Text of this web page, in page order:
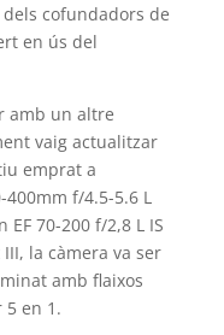
cofundadors de
en ús del
amb un altre
vaig actualitzar
emprat a
400mm f/4.5-5.6 L
EF 70-200 f/2,8 L IS
la càmera va ser
amb flaixos
5 en 1.